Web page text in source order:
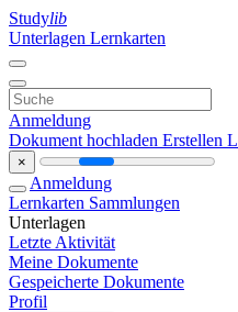
Studylib
Unterlagen Lernkarten
Anmeldung
Dokument hochladen Erstellen
×
Anmeldung
Lernkarten Sammlungen
Unterlagen
Letzte Aktivität
Meine Dokumente
Gespeicherte Dokumente
Profil